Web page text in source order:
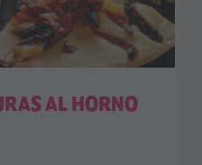
AL HORNO